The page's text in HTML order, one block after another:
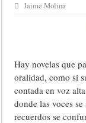
Jaime Molina
Hay novelas que
oralidad, como si
contada en voz
donde las voces
recuerdos se